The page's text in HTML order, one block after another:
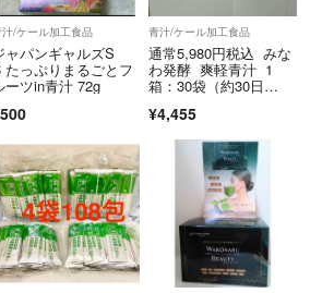
/ケール加工食品
ャパンギャルズS
たっぷりまるごとフ
ーツin青汁 72g
青汁/ケール加工食品
通常5,980円税込 みな
わ発酵 爽軽青汁 1
箱：30袋（約30日
＆便通改善 ダイエッ
¥4,455